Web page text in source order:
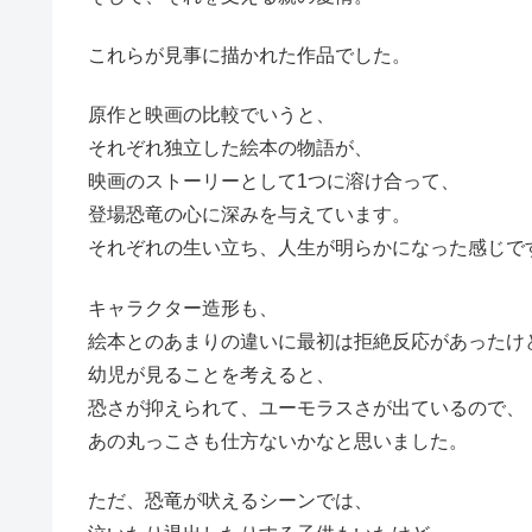
これらが見事に描かれた作品でした。
原作と映画の比較でいうと、
それぞれ独立した絵本の物語が、
映画のストーリーとして1つに溶け合って、
登場恐竜の心に深みを与えています。
それぞれの生い立ち、人生が明らかになった感じで
キャラクター造形も、
絵本とのあまりの違いに最初は拒絶反応があったけ
幼児が見ることを考えると、
恐さが抑えられて、ユーモラスさが出ているので、
あの丸っこさも仕方ないかなと思いました。
ただ、恐竜が吠えるシーンでは、